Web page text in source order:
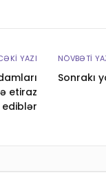
YAZI
etiraz
ediblər
NÖVBƏTI
Sonrakı